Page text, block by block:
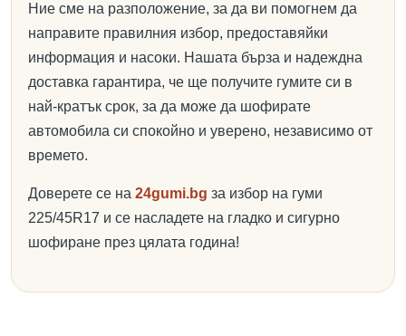
Ние сме на разположение, за да ви помогнем да
направите правилния избор, предоставяйки
информация и насоки. Нашата бърза и надеждна
доставка гарантира, че ще получите гумите си в
най-кратък срок, за да може да шофирате
автомобила си спокойно и уверено, независимо от
времето.
Доверете се на 24gumi.bg за избор на гуми
225/45R17 и се насладете на гладко и сигурно
шофиране през цялата година!